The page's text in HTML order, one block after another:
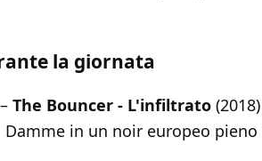
la giornata
The Bouncer - L'infiltrato (2018)
Damme in un noir europeo